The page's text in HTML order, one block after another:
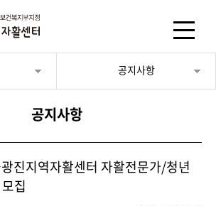
공지사항
공지사항
진지역자활센터 자활전문가/청년
집